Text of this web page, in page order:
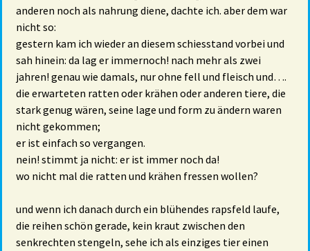
anderen noch als nahrung diene, dachte ich. aber dem war
nicht so:
gestern kam ich wieder an diesem schiesstand vorbei und
sah hinein: da lag er immernoch! nach mehr als zwei
jahren! genau wie damals, nur ohne fell und fleisch und….
die erwarteten ratten oder krähen oder anderen tiere, die
stark genug wären, seine lage und form zu ändern waren
nicht gekommen;
er ist einfach so vergangen.
nein! stimmt ja nicht: er ist immer noch da!
wo nicht mal die ratten und krähen fressen wollen?
und wenn ich danach durch ein blühendes rapsfeld laufe,
die reihen schön gerade, kein kraut zwischen den
senkrechten stengeln, sehe ich als einziges tier einen